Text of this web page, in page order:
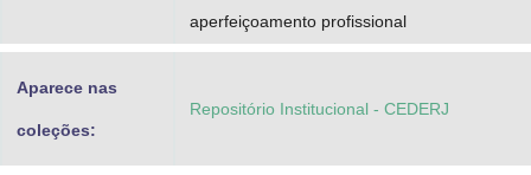
aperfeiçoamento profissional
Aparece nas
coleções:
Repositório Institucional - CEDERJ